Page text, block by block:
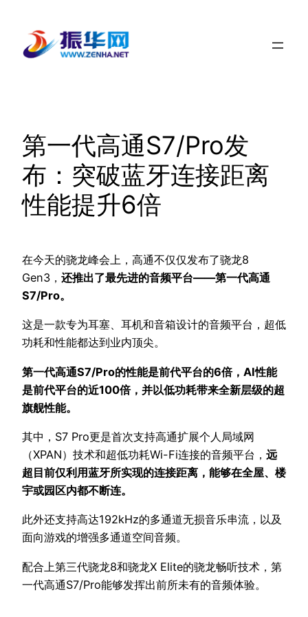
第一代高通S7/Pro发
布：突破蓝牙连接距离
性能提升6倍
在今天的骁龙峰会上，高通不仅仅发布了骁龙8
Gen3， 还推出了最先进的音频平台——第一代高通
S7/Pro。
这是一款专为耳塞、耳机和音箱设计的音频平台，超低
功耗和性能都达到业内顶尖。
第一代高通S7/Pro的性能是前代平台的6倍，AI性能
是前代平台的近100倍，并以低功耗带来全新层级的超
旗舰性能。
其中，S7 Pro更是首次支持高通扩展个人局域网
（XPAN）技术和超低功耗Wi-Fi连接的音频平台， 远
超目前仅利用蓝牙所实现的连接距离，能够在全屋、楼
宇或园区内都不断连。
此外还支持高达192kHz的多通道无损音乐串流，以及
面向游戏的增强多通道空间音频。
配合上第三代骁龙8和骁龙X Elite的骁龙畅听技术，第
一代高通S7/Pro能够发挥出前所未有的音频体验。